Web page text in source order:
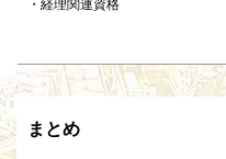
経理関連資格
まとめ